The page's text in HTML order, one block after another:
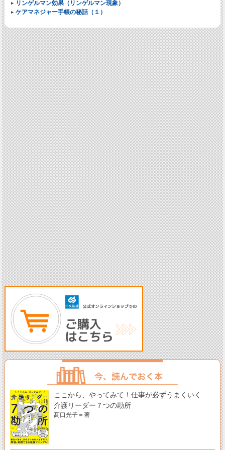
リンゲルマン効果（リンゲルマン現象）
ケアマネジャー手帳の秘話（１）
ここから、やってみて！仕事が必ずうまくいく
介護リーダー７つの勘所
髙口光子＝著